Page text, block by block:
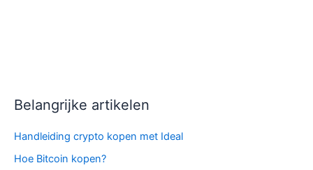
Belangrijke artikelen
Handleiding crypto kopen met Ideal
Hoe Bitcoin kopen?